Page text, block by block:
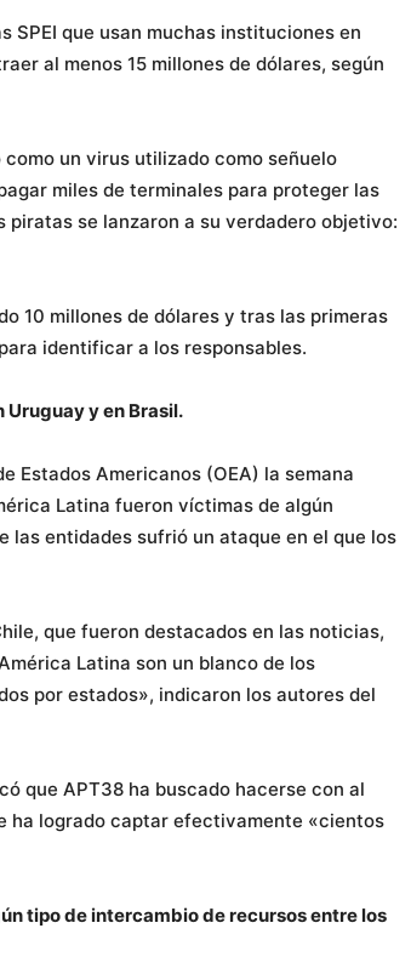
SPEI que usan muchas instituciones en
al menos 15 millones de dólares, según
un virus utilizado como señuelo
miles de terminales para proteger las
se lanzaron a su verdadero objetivo:
10 millones de dólares y tras las primeras
identificar a los responsables.
y en Brasil.
Estados Americanos (OEA) la semana
Latina fueron víctimas de algún
las entidades sufrió un ataque en el que los
que fueron destacados en las noticias,
Latina son un blanco de los
por estados», indicaron los autores del
que APT38 ha buscado hacerse con al
ha logrado captar efectivamente «cientos
tipo de intercambio de recursos entre los